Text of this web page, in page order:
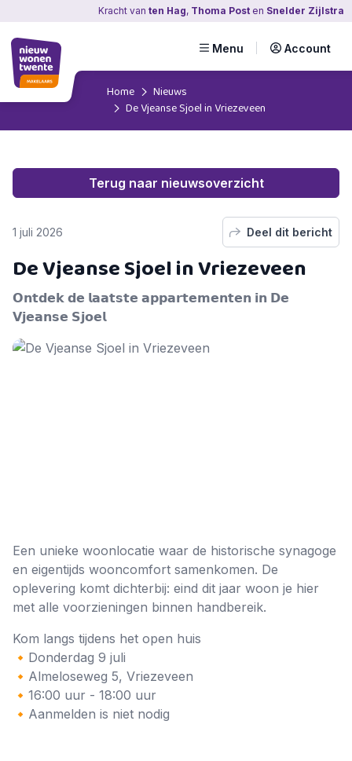
Kracht van ten Hag, Thoma Post en Snelder Zijlstra
Menu Account
Home
Nieuws
De Vjeanse Sjoel in Vriezeveen
Terug naar nieuwsoverzicht
1 juli 2026 Deel dit bericht
De Vjeanse Sjoel in Vriezeveen
𝗢𝗻𝘁𝗱𝗲𝗸 𝗱𝗲 𝗹𝗮𝗮𝘁𝘀𝘁𝗲 𝗮𝗽𝗽𝗮𝗿𝘁𝗲𝗺𝗲𝗻𝘁𝗲𝗻 𝗶𝗻 𝗗𝗲
𝗩𝗷𝗲𝗮𝗻𝘀𝗲 𝗦𝗷𝗼𝗲𝗹
Een unieke woonlocatie waar de historische synagoge
en eigentijds wooncomfort samenkomen. De
oplevering komt dichterbij: eind dit jaar woon je hier
met alle voorzieningen binnen handbereik.
Kom langs tijdens het open huis
🔸Donderdag 9 juli
🔸Almeloseweg 5, Vriezeveen
🔸16:00 uur - 18:00 uur
🔸Aanmelden is niet nodig